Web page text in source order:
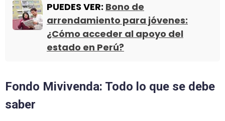
PUEDES VER: Bono de
arrendamiento para jóvenes:
¿Cómo acceder al apoyo del
estado en Perú?
Fondo Mivivenda: Todo lo que se debe
saber